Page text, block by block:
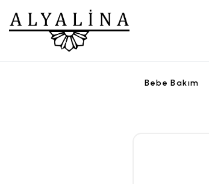
Bebe Bakım